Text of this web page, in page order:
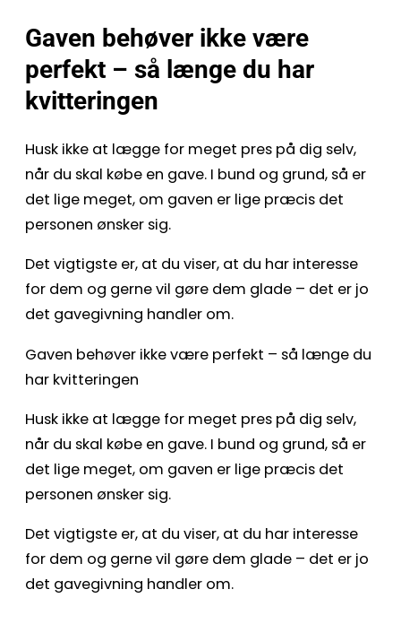
Gaven behøver ikke være
perfekt – så længe du har
kvitteringen
Husk ikke at lægge for meget pres på dig selv,
når du skal købe en gave. I bund og grund, så er
det lige meget, om gaven er lige præcis det
personen ønsker sig.
Det vigtigste er, at du viser, at du har interesse
for dem og gerne vil gøre dem glade – det er jo
det gavegivning handler om.
Gaven behøver ikke være perfekt – så længe du
har kvitteringen
Husk ikke at lægge for meget pres på dig selv,
når du skal købe en gave. I bund og grund, så er
det lige meget, om gaven er lige præcis det
personen ønsker sig.
Det vigtigste er, at du viser, at du har interesse
for dem og gerne vil gøre dem glade – det er jo
det gavegivning handler om.